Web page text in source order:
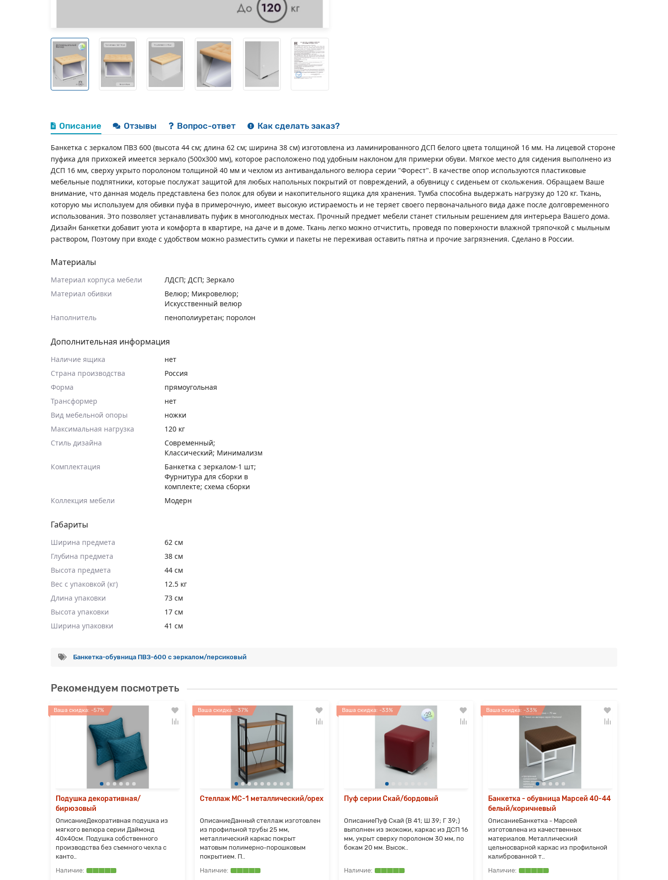
Описание Отзывы Вопрос-ответ Как сделать заказ?
Банкетка с зеркалом ПВЗ 600 (высота 44 см; длина 62 см; ширина 38 см) изготовлена из ламинированного ДСП белого цвета толщиной 16 мм. На лицевой стороне
пуфика для прихожей имеется зеркало (500х300 мм), которое расположено под удобным наклоном для примерки обуви. Мягкое место для сидения выполнено из
ДСП 16 мм, сверху укрыто поролоном толщиной 40 мм и чехлом из антивандального велюра серии "Форест". В качестве опор используются пластиковые
мебельные подпятники, которые послужат защитой для любых напольных покрытий от повреждений, а обувницу с сиденьем от скольжения. Обращаем Ваше
внимание, что данная модель представлена без полок для обуви и накопительного ящика для хранения. Тумба способна выдержать нагрузку до 120 кг. Ткань,
которую мы используем для обивки пуфа в примерочную, имеет высокую истираемость и не теряет своего первоначального вида даже после долговременного
использования. Это позволяет устанавливать пуфик в многолюдных местах. Прочный предмет мебели станет стильным решением для интерьера Вашего дома.
Дизайн банкетки добавит уюта и комфорта в квартире, на даче и в доме. Ткань легко можно отчистить, проведя по поверхности влажной тряпочкой с мыльным
раствором, Поэтому при входе с удобством можно разместить сумки и пакеты не переживая оставить пятна и прочие загрязнения. Сделано в России.
Материалы
Материал корпуса мебели
ЛДСП; ДСП; Зеркало
Материал обивки
Велюр; Микровелюр;
Искусственный велюр
Наполнитель
пенополиуретан; поролон
Дополнительная информация
Наличие ящика
нет
Страна производства
Россия
Форма
прямоугольная
Трансформер
нет
Вид мебельной опоры
ножки
Максимальная нагрузка
120 кг
Стиль дизайна
Современный;
Классический; Минимализм
Комплектация
Банкетка с зеркалом-1 шт;
Фурнитура для сборки в
комплекте; схема сборки
Коллекция мебели
Модерн
Габариты
Ширина предмета
62 см
Глубина предмета
38 см
Высота предмета
44 см
Вес с упаковкой (кг)
12.5 кг
Длина упаковки
73 см
Высота упаковки
17 см
Ширина упаковки
41 см
Банкетка-обувница ПВЗ-600 с зеркалом/персиковый
Рекомендуем посмотреть
Ваша скидка: -57%
Подушка декоративная/
бирюзовый
ОписаниеДекоративная подушка из
мягкого велюра серии Даймонд
40х40см. Подушка собственного
производства без съемного чехла с
канто..
Ваша скидка: -37%
Стеллаж МС-1 металлический/орех
ОписаниеДанный стеллаж изготовлен
из профильной трубы 25 мм,
металлический каркас покрыт
матовым полимерно-порошковым
покрытием. П..
Ваша скидка: -33%
Пуф серии Скай/бордовый
ОписаниеПуф Скай (В 41; Ш 39; Г 39;)
выполнен из экокожи, каркас из ДСП 16
мм, укрыт сверху поролоном 30 мм, по
бокам 20 мм. Высок..
Ваша скидка: -33%
Банкетка - обувница Марсей 40-44
белый/коричневый
ОписаниеБанкетка - Марсей
изготовлена из качественных
материалов. Металлический
цельносварной каркас из профильной
калиброванной т..